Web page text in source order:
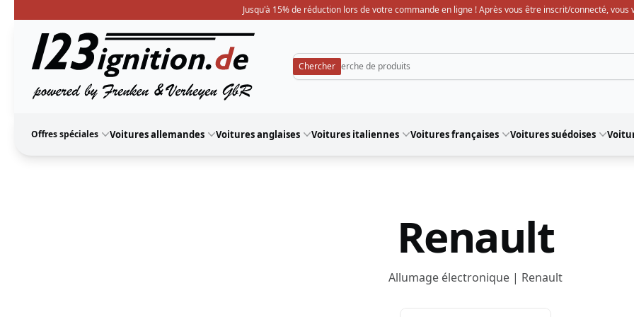
Jusqu'à 15% de réduction lors de votre commande en ligne ! Après vous être inscrit/connecté,
123ignition
Offres spéciales Voitures allemandes Voitures anglaises Voitures italiennes Voitures françaises Voitures suédoises
Renault
Allumage électronique | Renault